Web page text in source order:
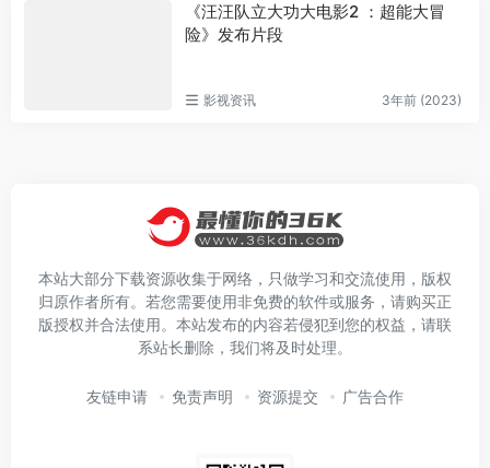
《汪汪队立大功大电影2 ：超能大冒
险》发布片段
影视资讯 3年前 (2023)
本站大部分下载资源收集于网络，只做学习和交流使用，版权
归原作者所有。若您需要使用非免费的软件或服务，请购买正
版授权并合法使用。本站发布的内容若侵犯到您的权益，请联
系站长删除，我们将及时处理。
友链申请 免责声明 资源提交 广告合作